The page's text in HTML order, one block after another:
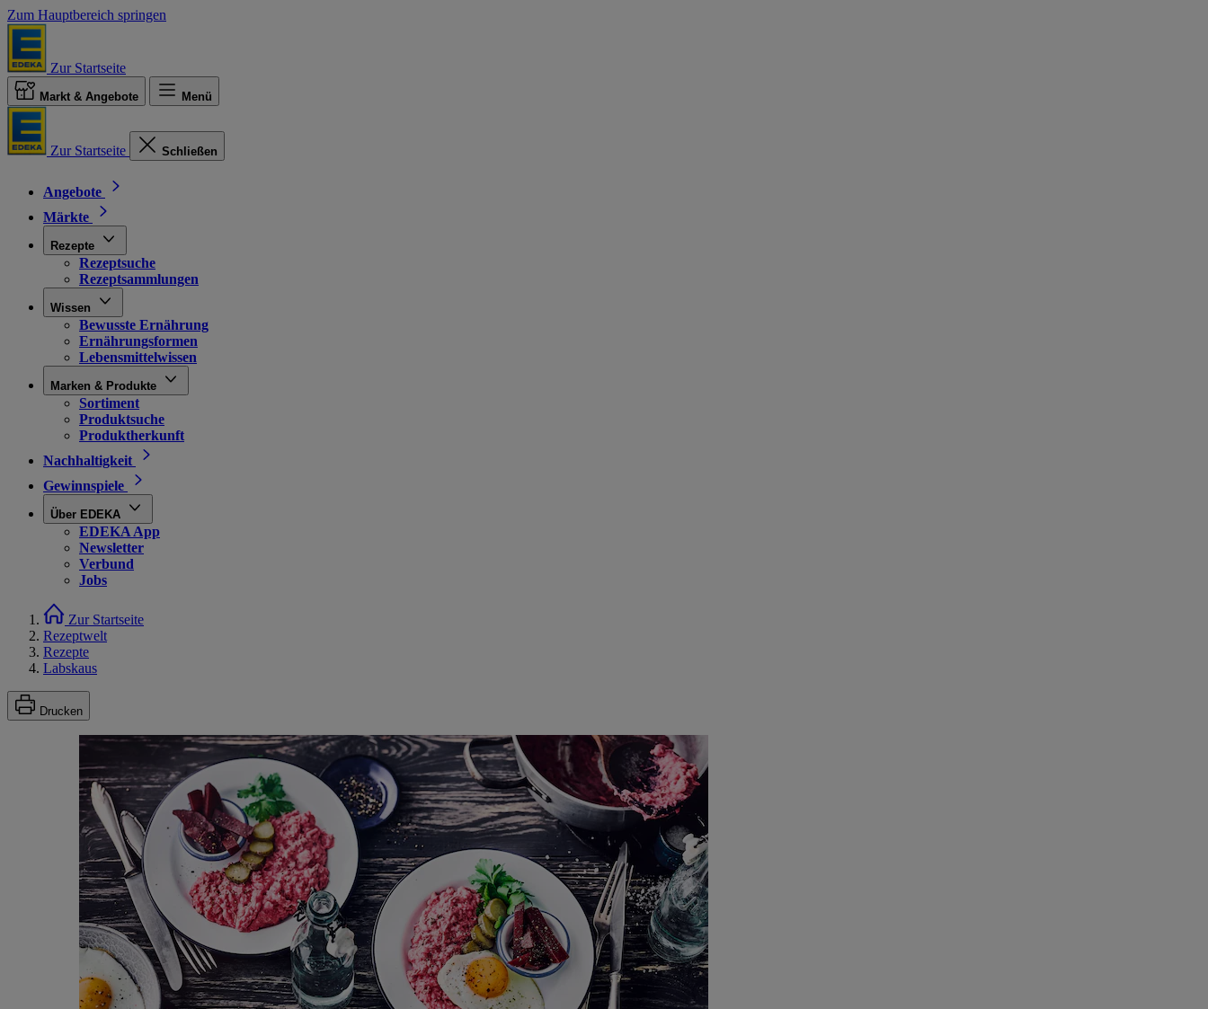
Zum Hauptbereich springen
Zur Startseite
Markt & Angebote Menü
Zur Startseite Schließen
Angebote
Märkte
Rezepte
Rezeptsuche
Rezeptsammlungen
Wissen
Bewusste Ernährung
Ernährungsformen
Lebensmittelwissen
Marken & Produkte
Sortiment
Produktsuche
Produktherkunft
Nachhaltigkeit
Gewinnspiele
Über EDEKA
EDEKA App
Newsletter
Verbund
Jobs
Zur Startseite
Rezeptwelt
Rezepte
Labskaus
Drucken